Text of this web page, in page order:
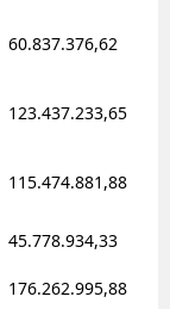
Kahramanmaraş
Nevşehir
Niğde
60.837.376,62
123.437.233,65
115.474.881,88
45.778.934,33
176.262.995,88